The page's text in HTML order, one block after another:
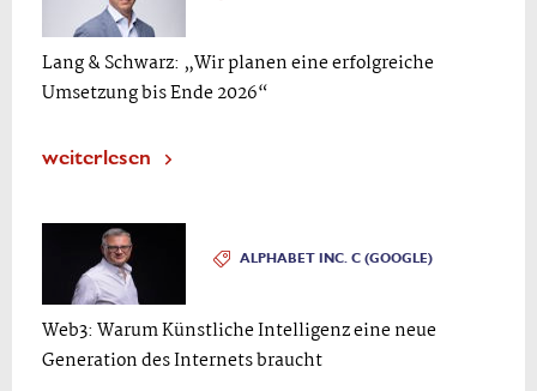
Lang & Schwarz: „Wir planen eine erfolgreiche
Umsetzung bis Ende 2026“
weiterlesen
ALPHABET INC. C (GOOGLE)
Web3: Warum Künstliche Intelligenz eine neue
Generation des Internets braucht